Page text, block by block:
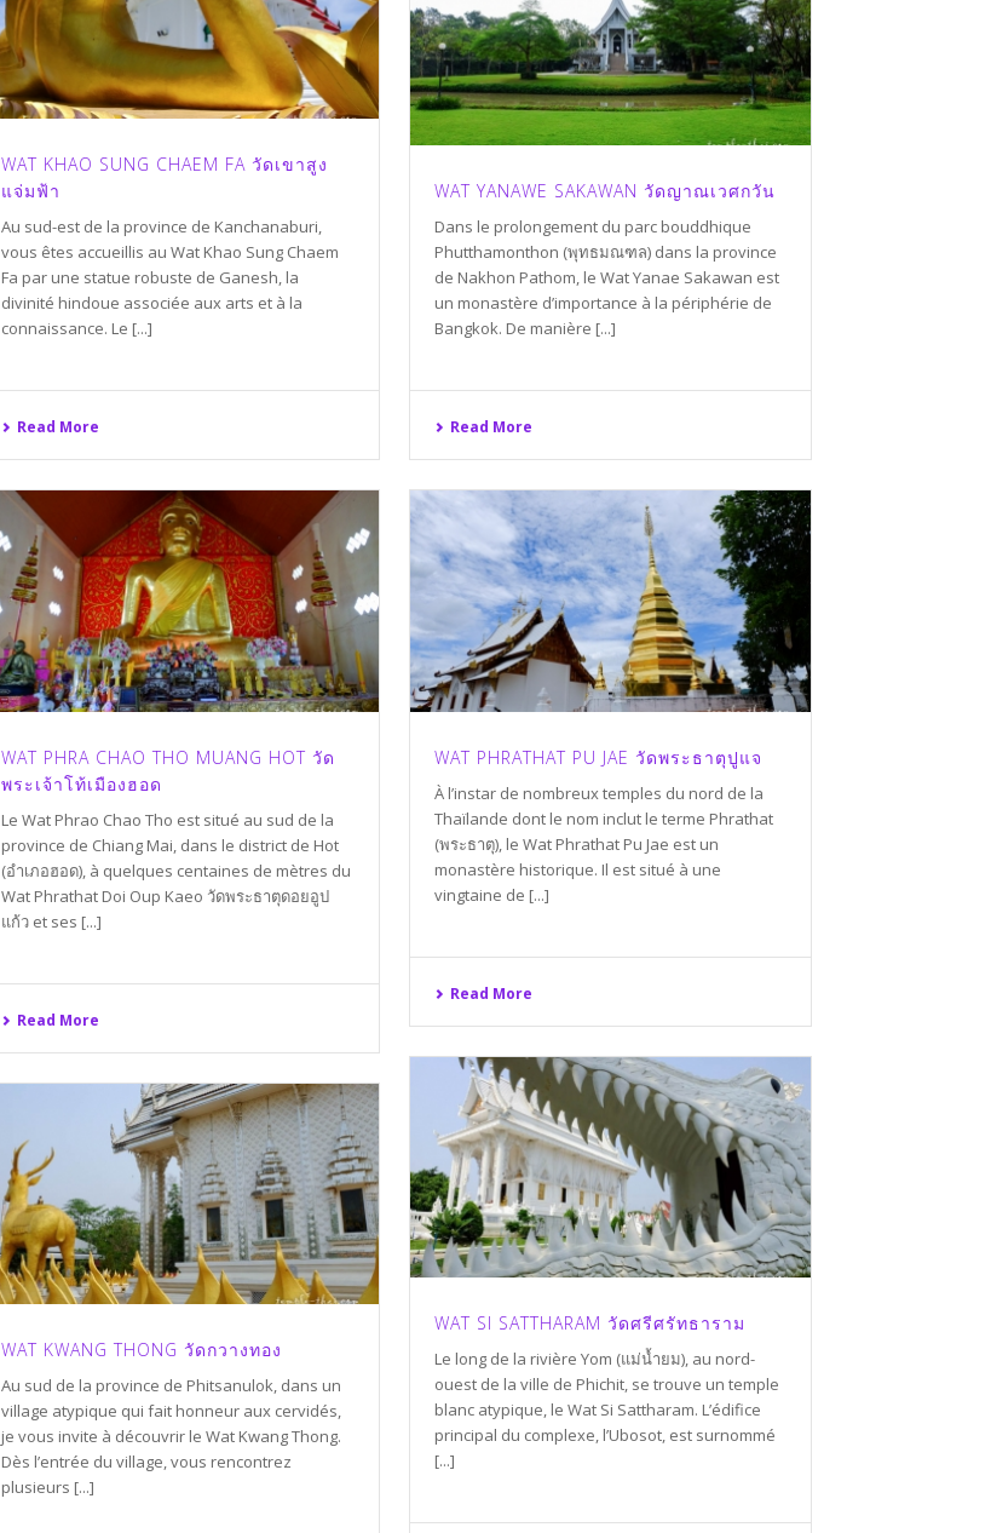
WAT KHAO SUNG CHAEM FA วัดเขาสูง
แจ่มฟ้า
Au sud-est de la province de Kanchanaburi,
vous êtes accueillis au Wat Khao Sung Chaem
Fa par une statue robuste de Ganesh, la
divinité hindoue associée aux arts et à la
connaissance. Le [...]
Read More
WAT YANAWE SAKAWAN วัดญาณเวศกวัน
Dans le prolongement du parc bouddhique
Phutthamonthon (พุทธมณฑล) dans la province
de Nakhon Pathom, le Wat Yanae Sakawan est
un monastère d’importance à la périphérie de
Bangkok. De manière [...]
Read More
WAT PHRA CHAO THO MUANG HOT วัด
พระเจ้าโท้เมืองฮอด
Le Wat Phrao Chao Tho est situé au sud de la
province de Chiang Mai, dans le district de Hot
(อำเภอฮอด), à quelques centaines de mètres du
Wat Phrathat Doi Oup Kaeo วัดพระธาตุดอยอูป
แก้ว et ses [...]
Read More
WAT PHRATHAT PU JAE วัดพระธาตุปูแจ
À l’instar de nombreux temples du nord de la
Thaïlande dont le nom inclut le terme Phrathat
(พระธาตุ), le Wat Phrathat Pu Jae est un
monastère historique. Il est situé à une
vingtaine de [...]
Read More
WAT SI SATTHARAM วัดศรีศรัทธาราม
Le long de la rivière Yom (แม่น้ำยม), au nord-
ouest de la ville de Phichit, se trouve un temple
blanc atypique, le Wat Si Sattharam. L’édifice
principal du complexe, l’Ubosot, est surnommé
[...]
WAT KWANG THONG วัดกวางทอง
Au sud de la province de Phitsanulok, dans un
village atypique qui fait honneur aux cervidés,
je vous invite à découvrir le Wat Kwang Thong.
Dès l’entrée du village, vous rencontrez
plusieurs [...]